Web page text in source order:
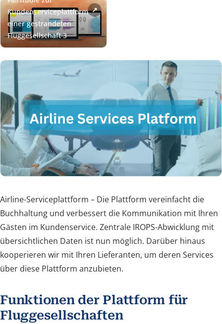
Airline-Serviceplattform – Die Plattform vereinfacht die
Buchhaltung und verbessert die Kommunikation mit Ihren
Gästen im Kundenservice. Zentrale IROPS-Abwicklung mit
übersichtlichen Daten ist nun möglich. Darüber hinaus
kooperieren wir mit Ihren Lieferanten, um deren Services
über diese Plattform anzubieten.
Funktionen der Plattform für
Fluggesellschaften